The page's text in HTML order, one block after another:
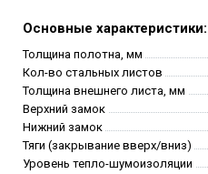
Основные характеристики:
Толщина полотна, мм
Кол-во стальных листов
Толщина внешнего листа, мм
Верхний замок
Нижний замок
Тяги (закрывание вверх/вниз)
Уровень тепло-шумоизоляции